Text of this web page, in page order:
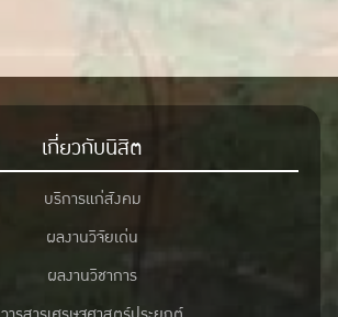
เกี่ยวกับนิสิต
บริการแก่สังคม
ผลงานวิจัยเด่น
ผลงานวิชาการ